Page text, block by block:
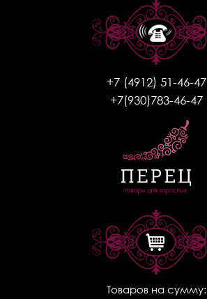
+7 (4912) 51-46-47
+7(930)783-46-47
Товаров на сумму: